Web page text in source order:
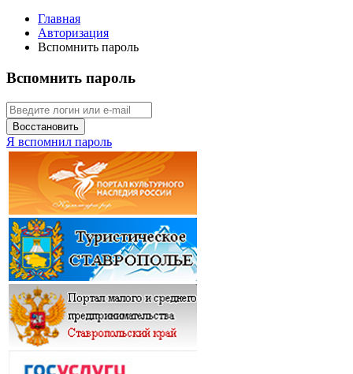
Главная
Авторизация
Вспомнить пароль
Вспомнить пароль
Восстановить
Я вспомнил пароль